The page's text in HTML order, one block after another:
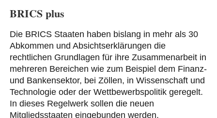
BRICS plus
Die BRICS Staaten haben bislang in mehr als 30
Abkommen und Absichtserklärungen die
rechtlichen Grundlagen für ihre Zusammenarbeit in
mehreren Bereichen wie zum Beispiel dem Finanz-
und Bankensektor, bei Zöllen, in Wissenschaft und
Technologie oder der Wettbewerbspolitik geregelt.
In dieses Regelwerk sollen die neuen
Mitgliedsstaaten eingebunden werden.